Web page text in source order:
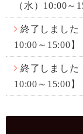
（水）10:00～
終了しました
10:00～15:00】
終了しました
10:00～15:00】